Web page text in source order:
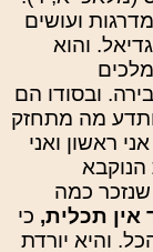
ועושים
והוא
ובסודו הם
ותדע מה מתחזק
ראשון ואני
הנוקבא
כמה
אין תכלית, כי
והיא יורדת